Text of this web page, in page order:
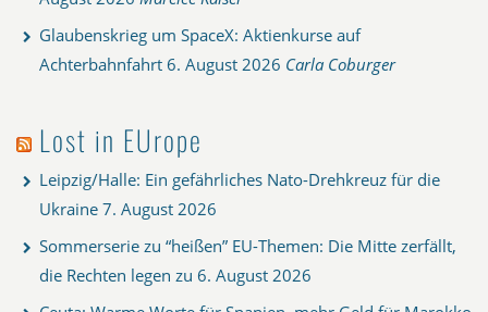
Glaubenskrieg um SpaceX: Aktienkurse auf
Achterbahnfahrt 6. August 2026 Carla Coburger
Lost in EUrope
Leipzig/Halle: Ein gefährliches Nato-Drehkreuz für die
Ukraine 7. August 2026
Sommerserie zu “heißen” EU-Themen: Die Mitte zerfällt,
die Rechten legen zu 6. August 2026